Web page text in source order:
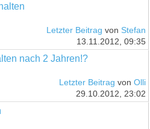
Letzter Beitrag von Stefan
13.11.2012, 09:35
nach 2 Jahren!?
Letzter Beitrag von Olli
29.10.2012, 23:02